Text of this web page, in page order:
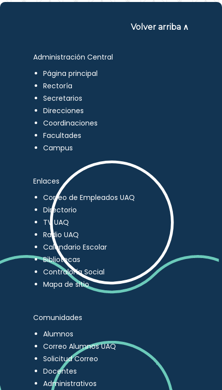
Volver arriba ∧
Administración Central
Página principal
Rectoría
Secretarios
Direcciones
Coordinaciones
Facultades
Campus
Enlaces
Correo de Empleados UAQ
Directorio
TV UAQ
Radio UAQ
Calendario Escolar
Bibliotecas
Contraloría Social
Mapa de sitio
Comunidades
Alumnos
Correo Alumnos UAQ
Solicitud Correo
Docentes
Administrativos